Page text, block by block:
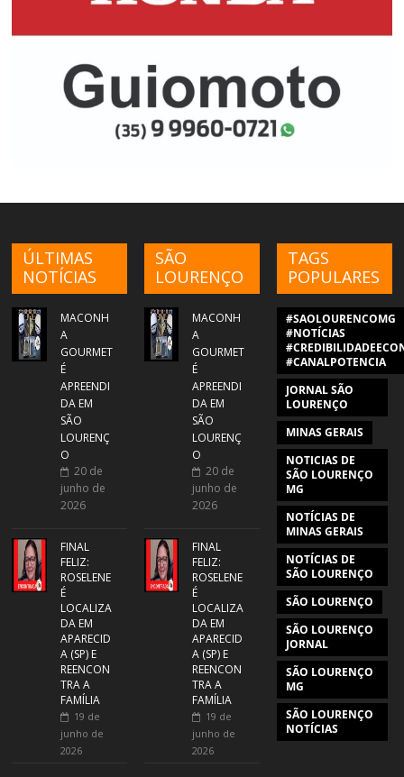
ÚLTIMAS
NOTÍCIAS
MACONH
A
GOURMET
É
APREENDI
DA EM
SÃO
LOURENÇ
O
20 de
junho de
2026
FINAL
FELIZ:
ROSELENE
É
LOCALIZA
DA EM
APARECID
A (SP) E
REENCON
TRA A
FAMÍLIA
19 de
junho de
2026
SÃO
LOURENÇO
MACONH
A
GOURMET
É
APREENDI
DA EM
SÃO
LOURENÇ
O
20 de
junho de
2026
FINAL
FELIZ:
ROSELENE
É
LOCALIZA
DA EM
APARECID
A (SP) E
REENCON
TRA A
FAMÍLIA
19 de
junho de
2026
TAGS
POPULARES
#SAOLOURENCOMG
#NOTÍCIAS
#CANALPOTENCIA
JORNAL SÃO
LOURENÇO
MINAS GERAIS
NOTICIAS DE
SÃO LOURENÇO
MG
NOTÍCIAS DE
MINAS GERAIS
NOTÍCIAS DE
SÃO LOURENÇO
SÃO LOURENÇO
SÃO LOURENÇO
JORNAL
SÃO LOURENÇO
MG
SÃO LOURENÇO
NOTÍCIAS